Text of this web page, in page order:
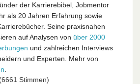
der Karrierebibel, Jobmentor
als 20 Jahren Erfahrung sowie
Seine praxisnahen
auf Analysen von über 2000
und zahlreichen Interviews
und Experten. Mehr von
(6661 Stimmen)